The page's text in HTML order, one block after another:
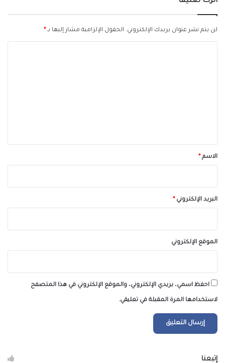
لن يتم نشر عنوان بريدك الإلكتروني. الحقول الإلزامية مشار إليها بـ*
*الاسم*
البريد الإلكتروني*
الموقع الإلكتروني
احفظ اسمي، بريدي الإلكتروني، والموقع الإلكتروني في هذا المتصفح
لاستخدامها المرة المقبلة في تعليقي.
إتبعنا